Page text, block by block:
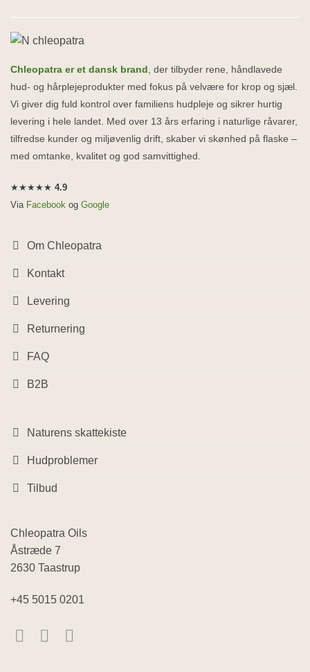
Chleopatra er et dansk brand , der tilbyder rene, håndlavede
hud- og hårplejeprodukter med fokus på velvære for krop og sjæl.
Vi giver dig fuld kontrol over familiens hudpleje og sikrer hurtig
levering i hele landet. Med over 13 års erfaring i naturlige råvarer,
tilfredse kunder og miljøvenlig drift, skaber vi skønhed på flaske –
med omtanke, kvalitet og god samvittighed.
★★★★★ 4.9
Via Facebook og Google
Om Chleopatra
Kontakt
Levering
Returnering
FAQ
B2B
Naturens skattekiste
Hudproblemer
Tilbud
Chleopatra Oils
Åstræde 7
2630 Taastrup
+45 5015 0201